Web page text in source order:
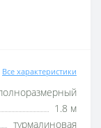
Все характеристики
1.8 м
турмалиновая